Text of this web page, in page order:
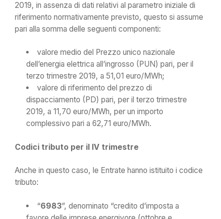
2019, in assenza di dati relativi al parametro iniziale di
riferimento normativamente previsto, questo si assume
pari alla somma delle seguenti componenti:
valore medio del Prezzo unico nazionale
dell’energia elettrica all’ingrosso (PUN) pari, per il
terzo trimestre 2019, a 51,01 euro/MWh;
valore di riferimento del prezzo di
dispacciamento (PD) pari, per il terzo trimestre
2019, a 11,70 euro/MWh, per un importo
complessivo pari a 62,71 euro/MWh.
Codici tributo per il IV trimestre
Anche in questo caso, le Entrate hanno istituito i codice
tributo:
“6983”, denominato “credito d’imposta a